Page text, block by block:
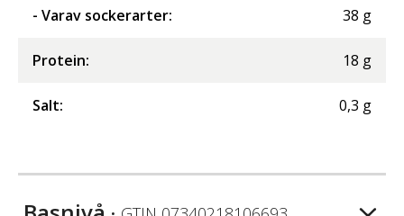
- Varav sockerarter: 38 g
Protein: 18 g
Salt: 0,3 g